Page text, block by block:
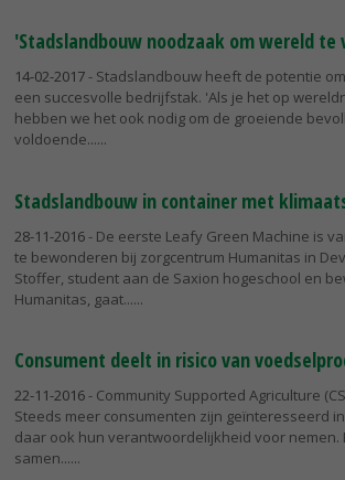
'Stadslandbouw noodzaak om wereld te
14-02-2017- Stadslandbouw heeft de potentie
een succesvolle bedrijfstak. 'Als je het op
hebben we het ook nodig om de groeiende
voldoende...
Stadslandbouw in container met
28-11-2016- De eerste Leafy Green Machine is
te bewonderen bij zorgcentrum Humanitas in
Stoffer, student aan de Saxion hogeschool en
Humanitas, gaat...
Consument deelt in risico van
22-11-2016- Community Supported Agriculture
Steeds meer consumenten zijn geïnteresseerd
daar ook hun verantwoordelijkheid voor
samen...